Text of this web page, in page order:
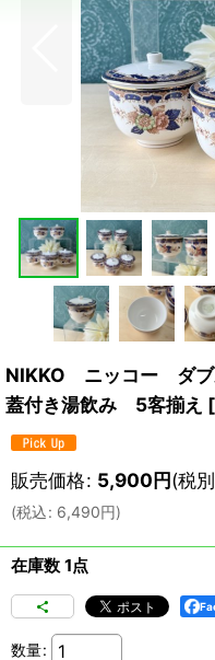
NIKKO ニッコー ダ
蓋付き湯飲み 5客揃え [
販売価格: 5,900円(税
(税込: 6,490円)
在庫数 1点
数量: